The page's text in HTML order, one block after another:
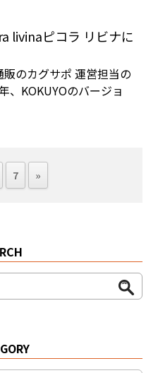
livinaピコラ リビナに
のカグサポ 運営担当の
、KOKUYOのバージョ
7 »